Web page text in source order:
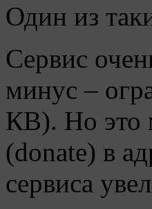
Один из
Сервис
минус –
КB). Но это
(donate) в
сервиса